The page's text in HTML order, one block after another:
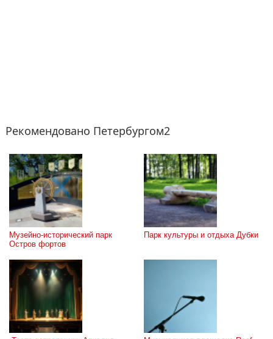
Рекомендовано Петербургом2
Музейно-исторический парк
Остров фортов
Парк культуры и отдыха Дубки